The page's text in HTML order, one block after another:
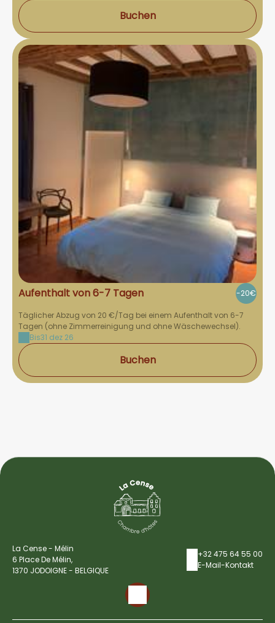
Buchen
Aufenthalt von 6-7 Tagen -20€
Täglicher Abzug von 20 €/Tag bei einem Aufenthalt von 6-7
Tagen (ohne Zimmerreinigung und ohne Wäschewechsel).
Bis31 dez 26
Buchen
La Cense - Mélin
6 Place De Mélin,
1370 JODOIGNE - BELGIQUE
+32 475 64 55 00
E-Mail-Kontakt